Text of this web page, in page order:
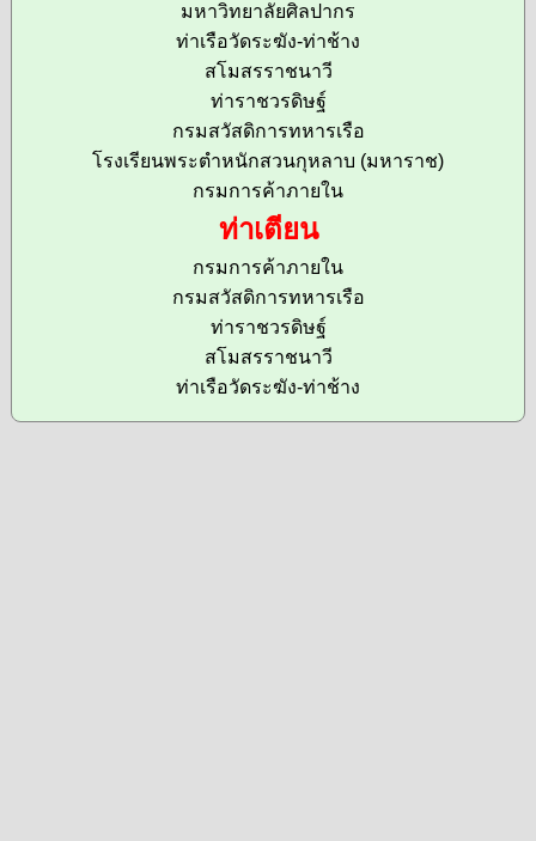
มหาวิทยาลัยศิลปากร
ท่าเรือวัดระฆัง-ท่าช้าง
สโมสรราชนาวี
ท่าราชวรดิษฐ์
กรมสวัสดิการทหารเรือ
โรงเรียนพระตำหนักสวนกุหลาบ (มหาราช)
กรมการค้าภายใน
ท่าเตียน
กรมการค้าภายใน
กรมสวัสดิการทหารเรือ
ท่าราชวรดิษฐ์
สโมสรราชนาวี
ท่าเรือวัดระฆัง-ท่าช้าง